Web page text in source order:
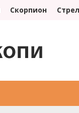
Скорпион